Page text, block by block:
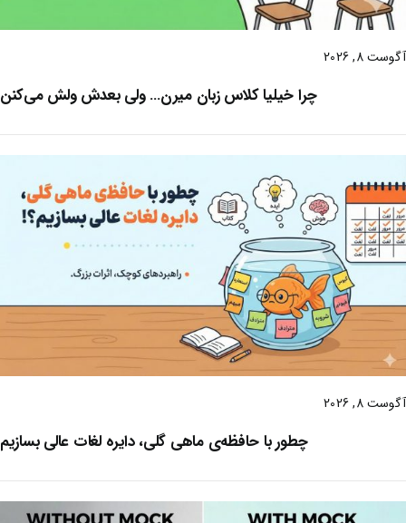
آگوست 8, 2026
چرا خیلیا کلاس زبان میرن… ولی بعدش ولش می‌کنن
آگوست 8, 2026
چطور با حافظه‌ی ماهی گلی، دایره لغات عالی بسازیم